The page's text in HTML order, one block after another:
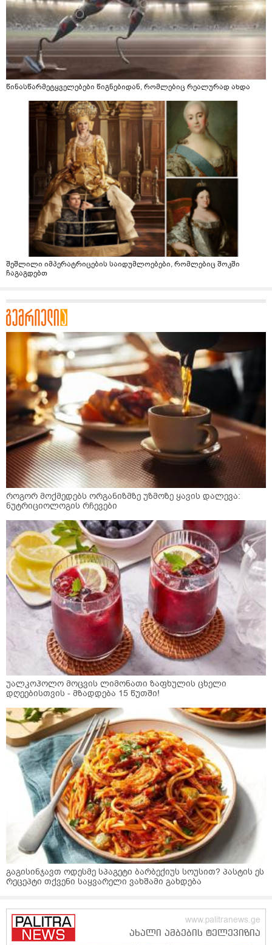
წინასწარმეტყველებები წიგნებიდან, რომლებიც რეალურად ახდა
შეშლილი იმპერატრიცების საიდუმლოებები, რომლებიც შოკში
ჩაგაგდებთ
როგორ მოქმედებს ორგანიზმზე უზმოზე ყავის დალევა:
ნუტრიციოლოგის რჩევები
უალკოჰოლო მოცვის ლიმონათი ზაფხულის ცხელი
დღეებისთვის - მზადდება 15 წუთში!
გაგისინჯავთ ოდესმე სპაგეტი ბარბექიუს სოუსით? პასტის ეს
რეცეპტი თქვენი საყვარელი ვახშამი გახდება